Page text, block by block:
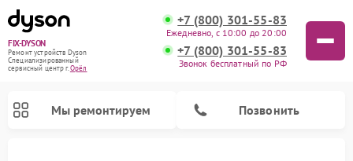
FIX-DYSON
Ремонт устройств Dyson
Специализированный
cервисный центр г.Орёл
+7 (800) 301-55-83
Ежедневно, с 10:00 до 20:00
+7 (800) 301-55-83
Звонок бесплатный по РФ
Мы ремонтируем Позвонить